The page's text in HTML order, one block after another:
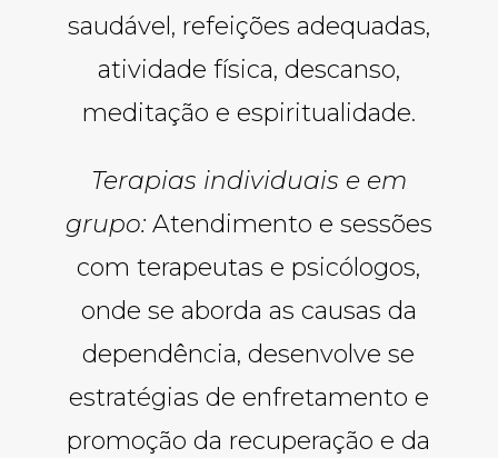
saudável, refeições adequadas,
atividade física, descanso,
meditação e espiritualidade.
Terapias individuais e em
grupo: Atendimento e sessões
com terapeutas e psicólogos,
onde se aborda as causas da
dependência, desenvolve se
estratégias de enfretamento e
promoção da recuperação e da